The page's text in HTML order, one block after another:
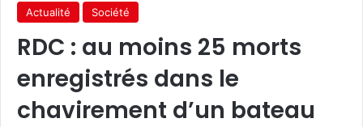
Actualité Société
RDC : au moins 25 morts
enregistrés dans le
chavirement d’un bateau